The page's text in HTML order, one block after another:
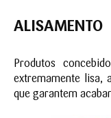
ALISAMENTO
Produtos
extremamente lisa,
que garantem